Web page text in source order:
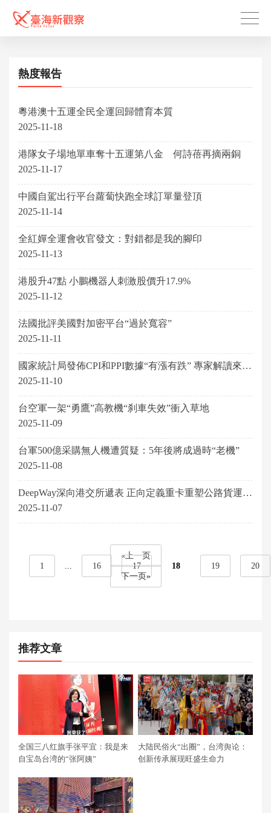
熱度報告
粵港澳十五運全民全運回歸體育本質
2025-11-18
港隊女子場地單車奪十五運第八金 何詩蓓再摘兩銅
2025-11-17
中國自駕出行平台蘿蔔快跑全球訂單量登頂
2025-11-14
全紅嬋全運會收官發文：對錯都是我的腳印
2025-11-13
港股升47點 小鵬機器人刺激股價升17.9%
2025-11-12
法國批評美國對加密平台“過於寬容”
2025-11-11
國家統計局發佈CPI和PPI數據“有漲有跌” 專家解讀來
了！
2025-11-10
台空軍一架“勇鷹”高教機“刹車失效”衝入草地
2025-11-09
台軍500億采購無人機遭質疑：5年後將成過時“老機”
2025-11-08
DeepWay深向港交所遞表 正向定義重卡重塑公路貨運行
業
2025-11-07
«上一页
1
... 16 17 18 19
20
下一页»
推荐文章
全国三八红旗手张平宜：我是来
自宝岛台湾的“张阿姨”
大陆民俗火“出圈”，台湾舆论：
创新传承展现旺盛生命力